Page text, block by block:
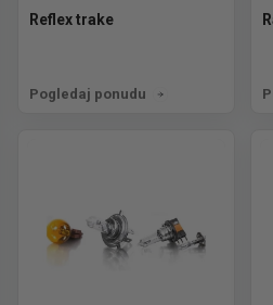
Reflex trake
Pogledaj ponudu